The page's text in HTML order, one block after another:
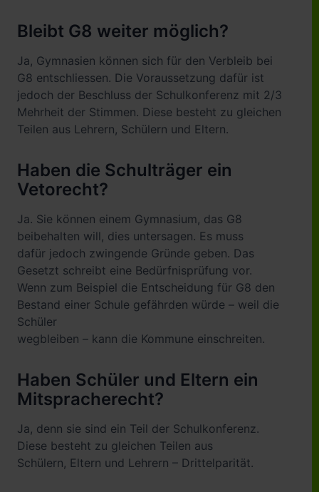
Bleibt G8 weiter möglich?
Ja, Gymnasien können sich für den Verbleib bei
G8 entschliessen. Die Voraussetzung dafür ist
jedoch der Beschluss der Schulkonferenz mit 2/3
Mehrheit der Stimmen. Diese besteht zu gleichen
Teilen aus Lehrern, Schülern und Eltern.
Haben die Schulträger ein
Vetorecht?
Ja. Sie können einem Gymnasium, das G8
beibehalten will, dies untersagen. Es muss
dafür jedoch zwingende Gründe geben. Das
Gesetzt schreibt eine Bedürfnisprüfung vor.
Wenn zum Beispiel die Entscheidung für G8 den
Bestand einer Schule gefährden würde – weil die
Schüler
wegbleiben – kann die Kommune einschreiten.
Haben Schüler und Eltern ein
Mitspracherecht?
Ja, denn sie sind ein Teil der Schulkonferenz.
Diese besteht zu gleichen Teilen aus
Schülern, Eltern und Lehrern – Drittelparität.